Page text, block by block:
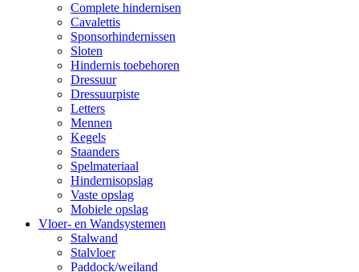
Complete hindernisen
Cavalettis
Sponsorhindernissen
Sloten
Hindernis toebehoren
Dressuur
Dressuurpiste
Letters
Mennen
Kegels
Staanders
Spelmateriaal
Hindernisopslag
Vaste opslag
Mobiele opslag
Vloer- en Wandsystemen
Stalwand
Stalvloer
Paddock/weiland